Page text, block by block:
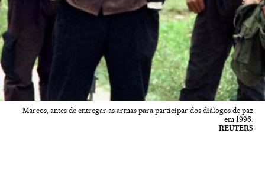
Marcos, antes de entregar as armas para participar dos diálogos de paz
em 1996.
REUTERS